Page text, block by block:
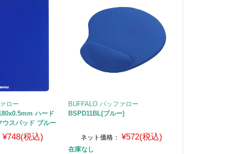
ロー
ハード
ウスパッド ブルー
¥748(税込)
BUFFALO バッファロー
BSPD11BL(ブルー)
ネット価格： ¥572(税込)
在庫なし